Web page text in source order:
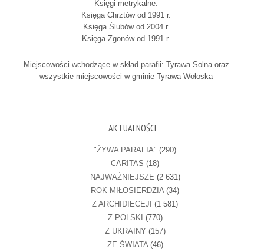
Księgi metrykalne:
Księga Chrztów od 1991 r.
Księga Ślubów od 2004 r.
Księga Zgonów od 1991 r.
Miejscowości wchodzące w skład parafii: Tyrawa Solna oraz
wszystkie miejscowości w gminie Tyrawa Wołoska
AKTUALNOŚCI
"ŻYWA PARAFIA" (290)
CARITAS (18)
NAJWAŻNIEJSZE (2 631)
ROK MIŁOSIERDZIA (34)
Z ARCHIDIECEJI (1 581)
Z POLSKI (770)
Z UKRAINY (157)
ZE ŚWIATA(46)